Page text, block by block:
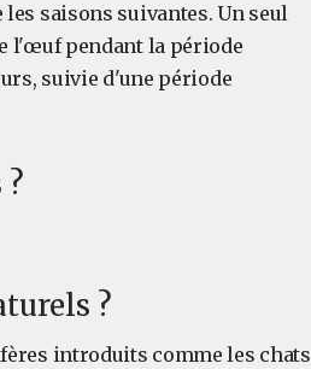
saisons suivantes. Un seul
l'œuf pendant la période
suivie d'une période
?
introduits comme les chats